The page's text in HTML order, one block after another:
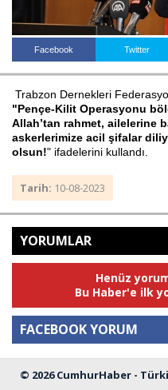
Facebook Twitter
Trabzon Dernekleri
"Pençe-Kilit Operasyonu
Allah’tan rahmet, ailelerine
askerlerimize acil şifalar
olsun!" ifadelerini kullandı.
Tarih: 10-08-2023
YORUMLAR
Henüz
Bu Haber'e ilk
FACEBOOK YORUM
Yorum
© 2026 CumhurHaber -